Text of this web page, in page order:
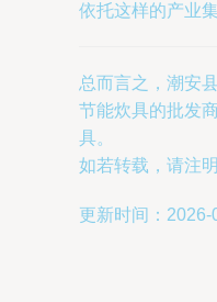
依托这样的产业
总而言之，潮安
节能炊具的批发
具。
如若转载，请注
更新时间：2026-